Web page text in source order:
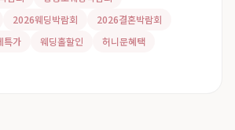
2026웨딩박람회
2026결혼박람회
특가 웨딩홀할인
허니문혜택